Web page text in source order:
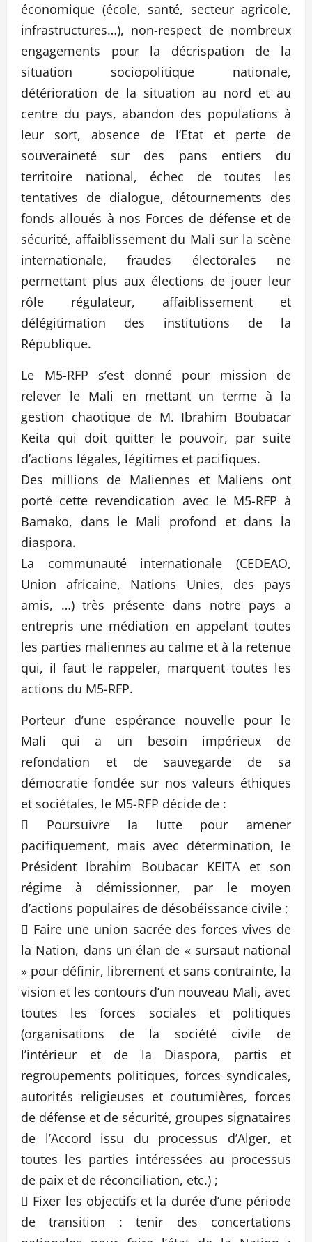
économique (école, santé, secteur agricole,
infrastructures…), non-respect de nombreux
engagements pour la décrispation de la
situation sociopolitique nationale,
détérioration de la situation au nord et au
centre du pays, abandon des populations à
leur sort, absence de l’Etat et perte de
souveraineté sur des pans entiers du
territoire national, échec de toutes les
tentatives de dialogue, détournements des
fonds alloués à nos Forces de défense et de
sécurité, affaiblissement du Mali sur la scène
internationale, fraudes électorales ne
permettant plus aux élections de jouer leur
rôle régulateur, affaiblissement et
délégitimation des institutions de la
République.
Le M5-RFP s’est donné pour mission de
relever le Mali en mettant un terme à la
gestion chaotique de M. Ibrahim Boubacar
Keita qui doit quitter le pouvoir, par suite
d’actions légales, légitimes et pacifiques.
Des millions de Maliennes et Maliens ont
porté cette revendication avec le M5-RFP à
Bamako, dans le Mali profond et dans la
diaspora.
La communauté internationale (CEDEAO,
Union africaine, Nations Unies, des pays
amis, …) très présente dans notre pays a
entrepris une médiation en appelant toutes
les parties maliennes au calme et à la retenue
qui, il faut le rappeler, marquent toutes les
actions du M5-RFP.
Porteur d’une espérance nouvelle pour le
Mali qui a un besoin impérieux de
refondation et de sauvegarde de sa
démocratie fondée sur nos valeurs éthiques
et sociétales, le M5-RFP décide de :
 Poursuivre la lutte pour amener
pacifiquement, mais avec détermination, le
Président Ibrahim Boubacar KEITA et son
régime à démissionner, par le moyen
d’actions populaires de désobéissance civile ;
 Faire une union sacrée des forces vives de
la Nation, dans un élan de « sursaut national
» pour définir, librement et sans contrainte, la
vision et les contours d’un nouveau Mali, avec
toutes les forces sociales et politiques
(organisations de la société civile de
l’intérieur et de la Diaspora, partis et
regroupements politiques, forces syndicales,
autorités religieuses et coutumières, forces
de défense et de sécurité, groupes signataires
de l’Accord issu du processus d’Alger, et
toutes les parties intéressées au processus
de paix et de réconciliation, etc.) ;
 Fixer les objectifs et la durée d’une période
de transition : tenir des concertations